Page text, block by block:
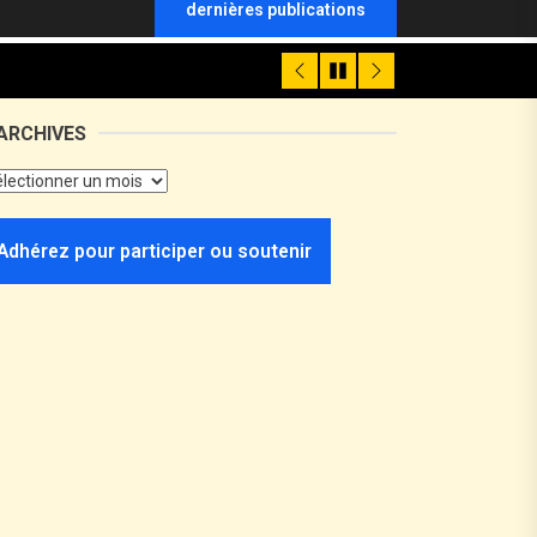
dernières publications
pour participer ou soutenir